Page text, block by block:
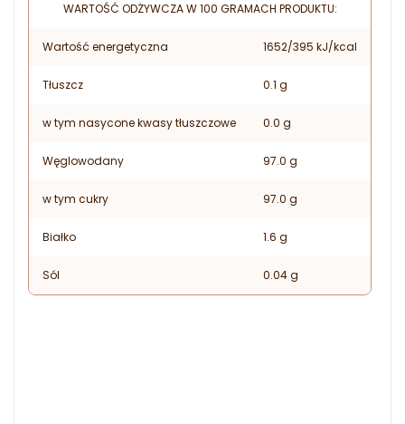
WARTOŚĆ ODŻYWCZA W 100 GRAMACH PRODUKTU:
Wartość energetyczna 1652/395 kJ/kcal
Tłuszcz 0.1 g
w tym nasycone kwasy tłuszczowe 0.0 g
Węglowodany 97.0 g
w tym cukry 97.0 g
Białko 1.6 g
Sól 0.04 g